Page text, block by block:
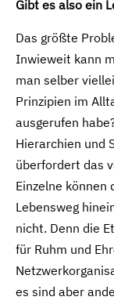
Gibt es also ein
Das größte
Inwieweit kann
man selber
Prinzipien im
ausgerufen
Hierarchien und
überfordert das
Einzelne können
Lebensweg
nicht. Denn die
für Ruhm und
es sind aber